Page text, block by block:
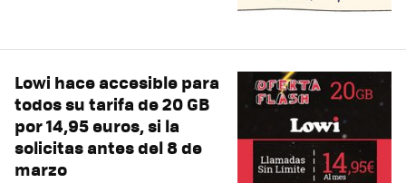
Lowi hace accesible para
todos su tarifa de 20 GB
por 14,95 euros, si la
solicitas antes del 8 de
marzo